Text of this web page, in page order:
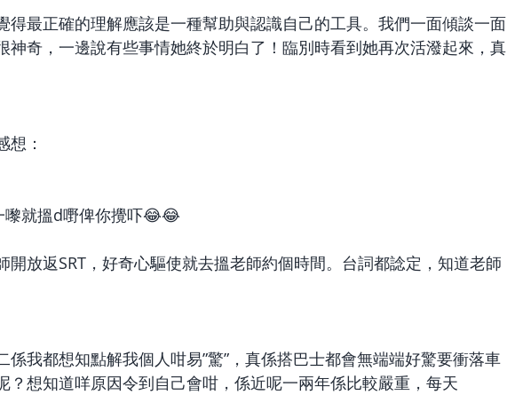
得最正確的理解應該是一種幫助與認識自己的工具。我們一面傾談一面
神奇，一邊說有些事情她終於明白了！臨別時看到她再次活潑起來，真
想：
嚟就搵d嘢俾你攪吓😂😂
係我都想知點解我個人咁易”驚”，真係搭巴士都會無端端好驚要衝落車
？想知道咩原因令到自己會咁，係近呢一兩年係比較嚴重，每天